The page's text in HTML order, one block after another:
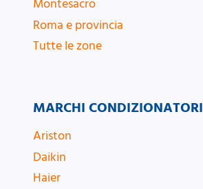
Montesacro
Roma e provincia
Tutte le zone
MARCHI CONDIZIONATORI
Ariston
Daikin
Haier